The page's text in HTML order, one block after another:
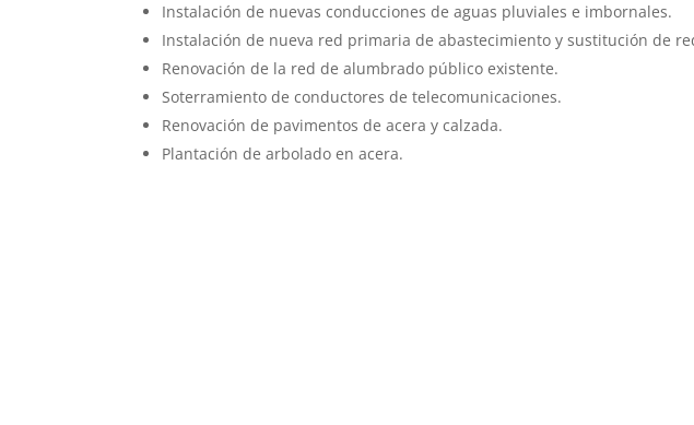
Instalación de nuevas conducciones de aguas pluviales e imbornales.
Instalación de nueva red primaria de abastecimiento y sustitución de
Renovación de la red de alumbrado público existente.
Soterramiento de conductores de telecomunicaciones.
Renovación de pavimentos de acera y calzada.
Plantación de arbolado en acera.